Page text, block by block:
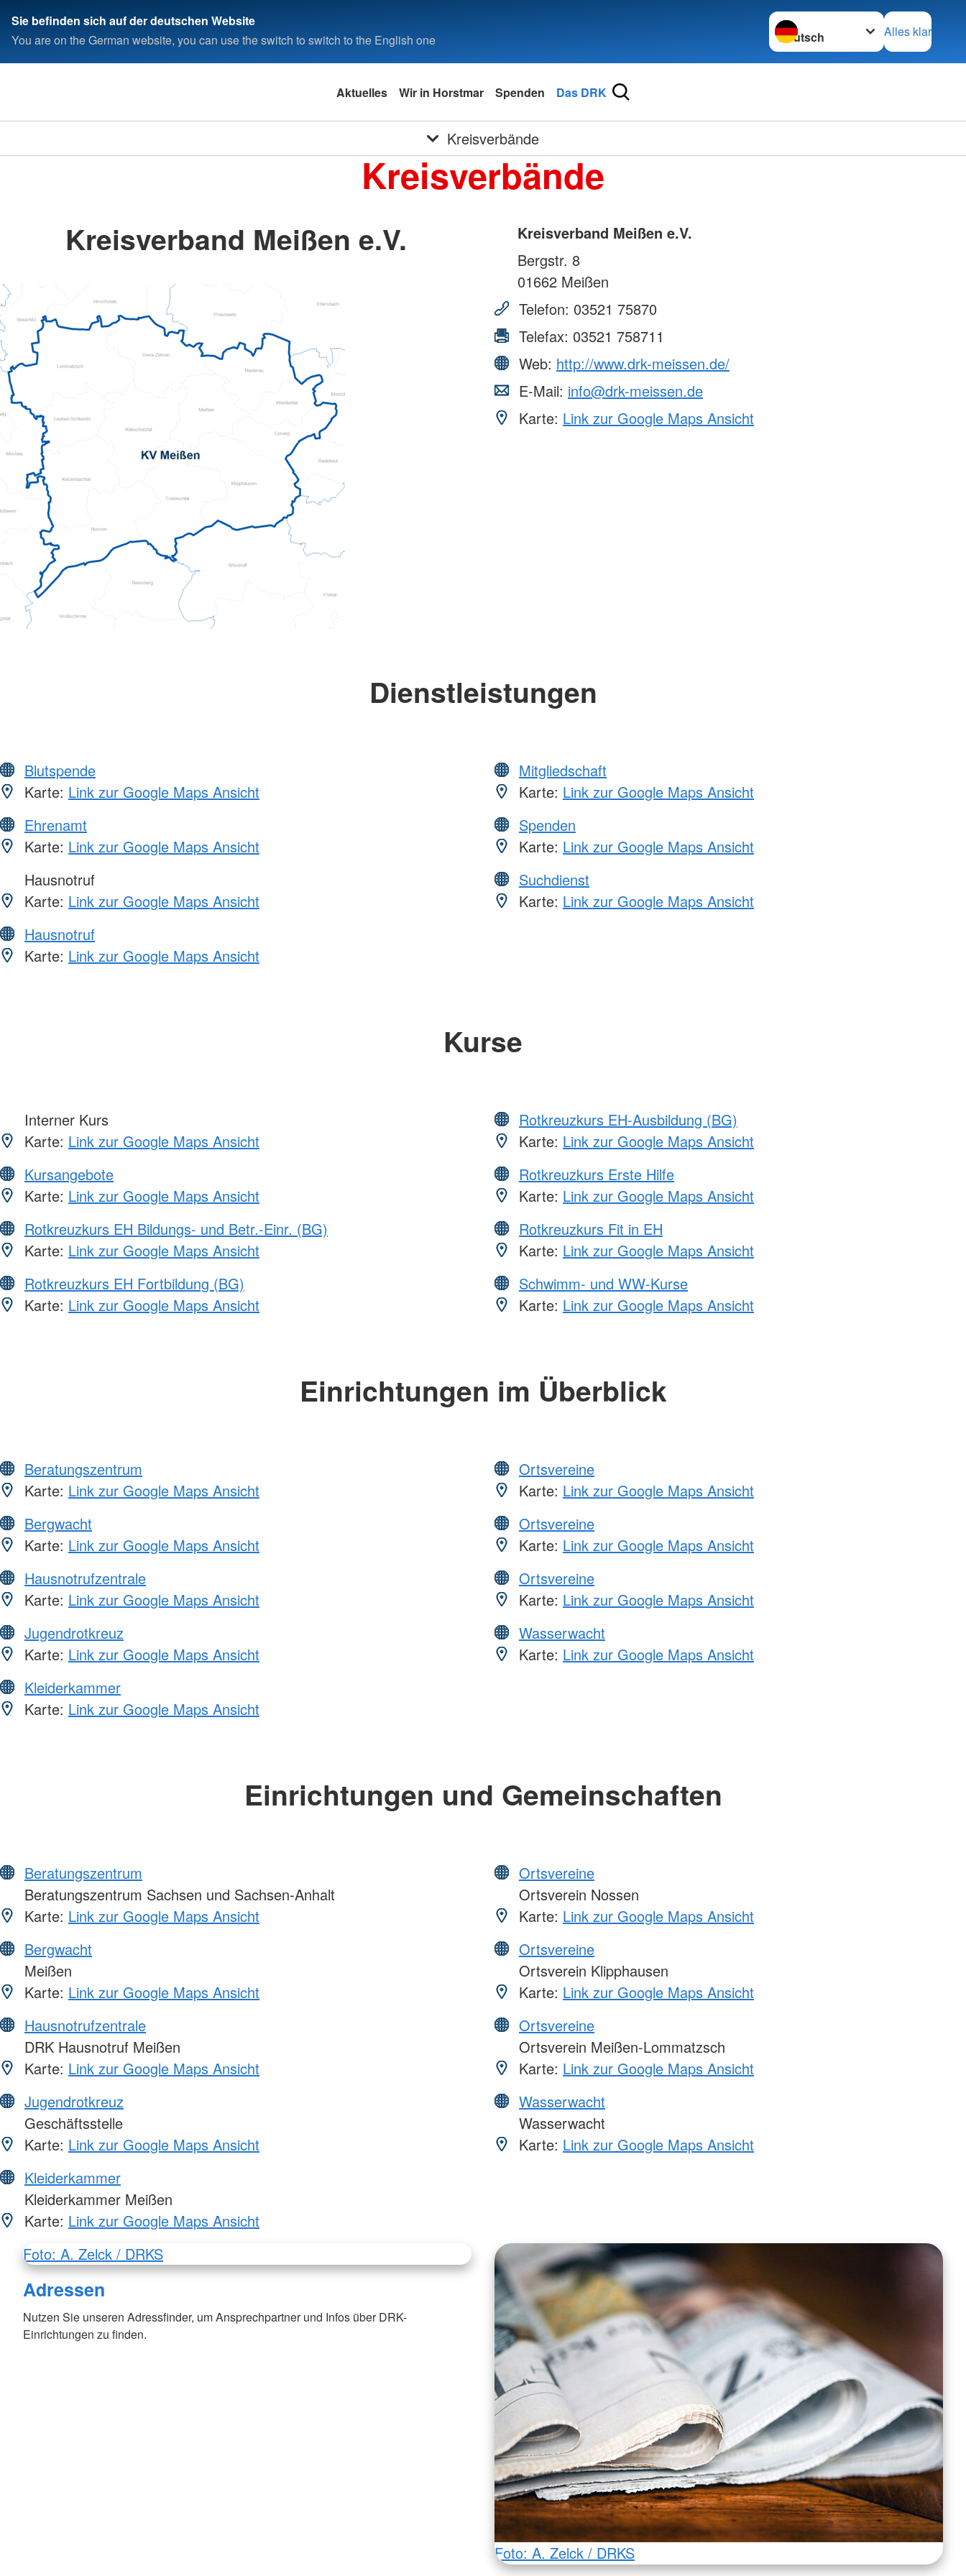
Sie befinden sich auf der deutschen Website
You are on the German website, you can use the switch to switch to the English one
Sprache wechseln zu
Alles klar
Aktuelles Wir in Horstmar Spenden Das DRK
Kreisverbände
Kreisverbände
Kreisverband Meißen e.V.
Kreisverband Meißen e.V.
Bergstr. 8
01662 Meißen
Telefon: 03521 75870
Telefax: 03521 758711
Web: http://www.drk-meissen.de/
E-Mail: info@drk-meissen.de
Karte: Link zur Google Maps Ansicht
Dienstleistungen
Blutspende
Karte: Link zur Google Maps Ansicht
Ehrenamt
Karte: Link zur Google Maps Ansicht
Hausnotruf
Karte: Link zur Google Maps Ansicht
Hausnotruf
Karte: Link zur Google Maps Ansicht
Mitgliedschaft
Karte: Link zur Google Maps Ansicht
Spenden
Karte: Link zur Google Maps Ansicht
Suchdienst
Karte: Link zur Google Maps Ansicht
Kurse
Interner Kurs
Karte: Link zur Google Maps Ansicht
Kursangebote
Karte: Link zur Google Maps Ansicht
Rotkreuzkurs EH Bildungs- und Betr.-Einr. (BG)
Karte: Link zur Google Maps Ansicht
Rotkreuzkurs EH Fortbildung (BG)
Karte: Link zur Google Maps Ansicht
Rotkreuzkurs EH-Ausbildung (BG)
Karte: Link zur Google Maps Ansicht
Rotkreuzkurs Erste Hilfe
Karte: Link zur Google Maps Ansicht
Rotkreuzkurs Fit in EH
Karte: Link zur Google Maps Ansicht
Schwimm- und WW-Kurse
Karte: Link zur Google Maps Ansicht
Einrichtungen im Überblick
Beratungszentrum
Karte: Link zur Google Maps Ansicht
Bergwacht
Karte: Link zur Google Maps Ansicht
Hausnotrufzentrale
Karte: Link zur Google Maps Ansicht
Jugendrotkreuz
Karte: Link zur Google Maps Ansicht
Kleiderkammer
Karte: Link zur Google Maps Ansicht
Ortsvereine
Karte: Link zur Google Maps Ansicht
Ortsvereine
Karte: Link zur Google Maps Ansicht
Ortsvereine
Karte: Link zur Google Maps Ansicht
Wasserwacht
Karte: Link zur Google Maps Ansicht
Einrichtungen und Gemeinschaften
Beratungszentrum
Beratungszentrum Sachsen und Sachsen-Anhalt
Karte: Link zur Google Maps Ansicht
Bergwacht
Meißen
Karte: Link zur Google Maps Ansicht
Hausnotrufzentrale
DRK Hausnotruf Meißen
Karte: Link zur Google Maps Ansicht
Jugendrotkreuz
Geschäftsstelle
Karte: Link zur Google Maps Ansicht
Kleiderkammer
Kleiderkammer Meißen
Karte: Link zur Google Maps Ansicht
Ortsvereine
Ortsverein Nossen
Karte: Link zur Google Maps Ansicht
Ortsvereine
Ortsverein Klipphausen
Karte: Link zur Google Maps Ansicht
Ortsvereine
Ortsverein Meißen-Lommatzsch
Karte: Link zur Google Maps Ansicht
Wasserwacht
Wasserwacht
Karte: Link zur Google Maps Ansicht
Foto: A. Zelck / DRKS
Adressen
Nutzen Sie unseren Adressfinder, um Ansprechpartner und Infos über DRK-
Einrichtungen zu finden.
Foto: A. Zelck / DRKS